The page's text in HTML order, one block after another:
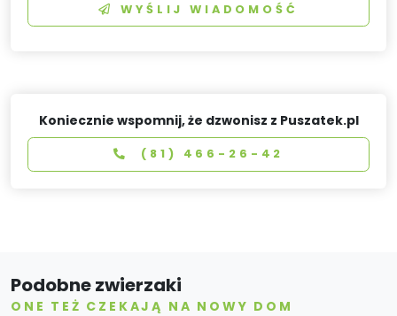
WYŚLIJ WIADOMOŚĆ
Koniecznie wspomnij, że dzwonisz z Puszatek.pl
(81) 466-26-42
Podobne zwierzaki
ONE TEŻ CZEKAJĄ NA NOWY DOM